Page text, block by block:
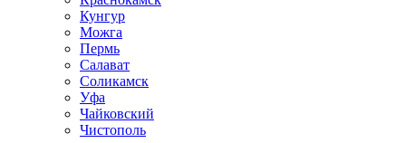
Кунгур
Можга
Пермь
Салават
Соликамск
Уфа
Чайковский
Чистополь